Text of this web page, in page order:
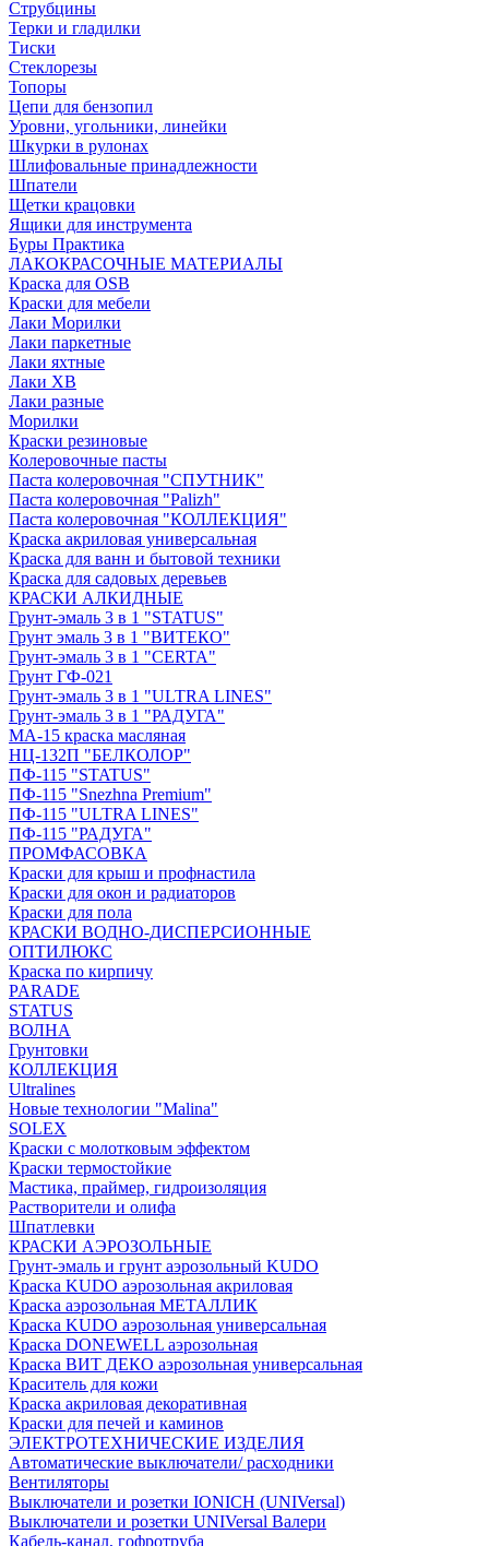
Струбцины
Терки и гладилки
Тиски
Стеклорезы
Топоры
Цепи для бензопил
Уровни, угольники, линейки
Шкурки в рулонах
Шлифовальные принадлежности
Шпатели
Щетки крацовки
Ящики для инструмента
Буры Практика
ЛАКОКРАСОЧНЫЕ МАТЕРИАЛЫ
Краска для OSB
Краски для мебели
Лаки Морилки
Лаки паркетные
Лаки яхтные
Лаки ХВ
Лаки разные
Морилки
Краски резиновые
Колеровочные пасты
Паста колеровочная "СПУТНИК"
Паста колеровочная "Palizh"
Паста колеровочная "КОЛЛЕКЦИЯ"
Краска акриловая универсальная
Краска для ванн и бытовой техники
Краска для садовых деревьев
КРАСКИ АЛКИДНЫЕ
Грунт-эмаль 3 в 1 "STATUS"
Грунт эмаль 3 в 1 "ВИТЕКО"
Грунт-эмаль 3 в 1 "CERTA"
Грунт ГФ-021
Грунт-эмаль 3 в 1 "ULTRA LINES"
Грунт-эмаль 3 в 1 "РАДУГА"
МА-15 краска масляная
НЦ-132П "БЕЛКОЛОР"
ПФ-115 "STATUS"
ПФ-115 "Snezhna Premium"
ПФ-115 "ULTRA LINES"
ПФ-115 "РАДУГА"
ПРОМФАСОВКА
Краски для крыш и профнастила
Краски для окон и радиаторов
Краски для пола
КРАСКИ ВОДНО-ДИСПЕРСИОННЫЕ
ОПТИЛЮКС
Краска по кирпичу
PARADE
STATUS
ВОЛНА
Грунтовки
КОЛЛЕКЦИЯ
Ultralines
Новые технологии "Malina"
SOLEX
Краски с молотковым эффектом
Краски термостойкие
Мастика, праймер, гидроизоляция
Растворители и олифа
Шпатлевки
КРАСКИ АЭРОЗОЛЬНЫЕ
Грунт-эмаль и грунт аэрозольный KUDO
Краска KUDO аэрозольная акриловая
Краска аэрозольная МЕТАЛЛИК
Краска KUDO аэрозольная универсальная
Краска DONEWELL аэрозольная
Краска ВИТ ДЕКО аэрозольная универсальная
Краситель для кожи
Краска акриловая декоративная
Краски для печей и каминов
ЭЛЕКТРОТЕХНИЧЕСКИЕ ИЗДЕЛИЯ
Автоматические выключатели/ расходники
Вентиляторы
Выключатели и розетки IONICH (UNIVersal)
Выключатели и розетки UNIVersal Валери
Кабель-канал, гофротруба